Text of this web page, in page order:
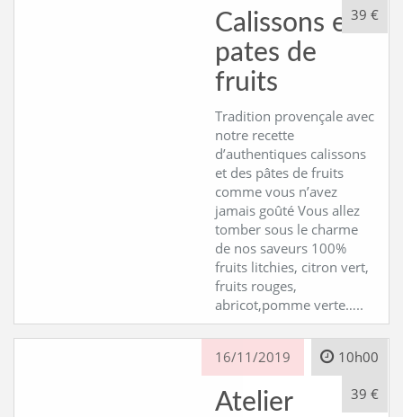
39 €
Calissons et
pates de
fruits
Tradition provençale avec
notre recette
d’authentiques calissons
et des pâtes de fruits
comme vous n’avez
jamais goûté Vous allez
tomber sous le charme
de nos saveurs 100%
fruits litchies, citron vert,
fruits rouges,
abricot,pomme verte…..
16/11/2019 10h00
39 €
Atelier